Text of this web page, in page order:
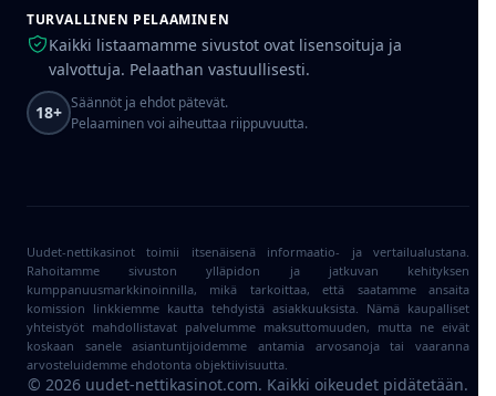
TURVALLINEN PELAAMINEN
Kaikki listaamamme sivustot ovat lisensoituja ja
valvottuja. Pelaathan vastuullisesti.
18+ Säännöt ja ehdot pätevät.
Pelaaminen voi aiheuttaa riippuvuutta.
Uudet-nettikasinot toimii itsenäisenä informaatio- ja vertailualustana.
Rahoitamme sivuston ylläpidon ja jatkuvan kehityksen
kumppanuusmarkkinoinnilla, mikä tarkoittaa, että saatamme ansaita
komission linkkiemme kautta tehdyistä asiakkuuksista. Nämä kaupalliset
yhteistyöt mahdollistavat palvelumme maksuttomuuden, mutta ne eivät
koskaan sanele asiantuntijoidemme antamia arvosanoja tai vaaranna
arvosteluidemme ehdotonta objektiivisuutta.
© 2026 uudet-nettikasinot.com. Kaikki oikeudet pidätetään.